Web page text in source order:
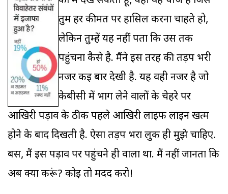
तुम हर कीमत पर हासिल करना चाहते हो,
लेकिन तुम्हें यह नहीं पता कि उस तक
पहुंचना कैसे है. मैंने इस तरह की तड़प भरी
नजर कई बार देखी है. यह वही नजर है जो
केबीसी में भाग लेने वालों के चेहरे पर
आखिरी पड़ाव के ठीक पहले आखिरी लाइफ लाइन खत्म
होने के बाद दिखती है. ऐसा तड़प भरा लुक ही मुझे चाहिए.
बस, मैं इस पड़ाव पर पहुंचने ही वाला था. मैं नहीं जानता कि
अब क्या करूं? कोई तो मदद करो!